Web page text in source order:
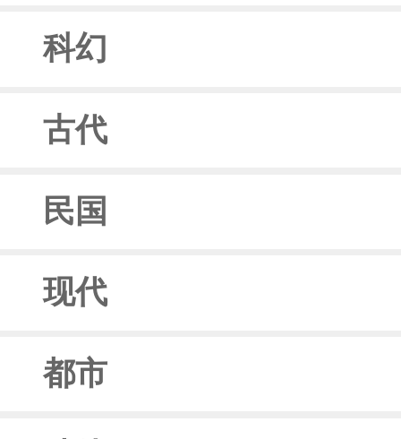
科幻
古代
民国
现代
都市